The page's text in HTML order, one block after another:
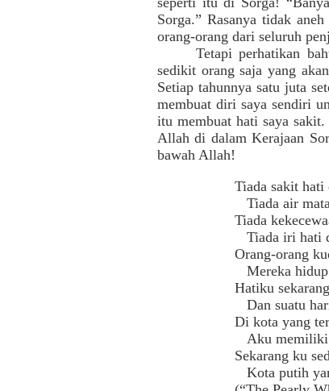
Sorga.” Rasanya tidak
orang-orang dari seluruh
Tetapi perhatikan
sedikit orang saja yang
Setiap tahunnya satu juta
membuat diri saya sendiri
itu membuat hati saya
Allah di dalam Kerajaan
bawah Allah!
Tiada sakit
Tiada air
Tiada
Tiada iri hati
Orang-orang
Mereka hidup
Hatiku
Dan suatu
Di kota yang
Aku memiliki
Sekarang ku
Kota putih